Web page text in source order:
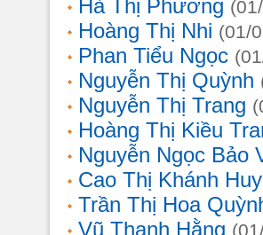
Hà Thị Phương
Hoàng Thị Nhi (01/
Phan Tiểu Ngọc
Nguyễn Thị Quỳnh
Nguyễn Thị Trang
Hoàng Thị Kiều
Nguyễn Ngọc Bảo
Cao Thị Khánh
Trần Thị Hoa
Vũ Thanh Hằng